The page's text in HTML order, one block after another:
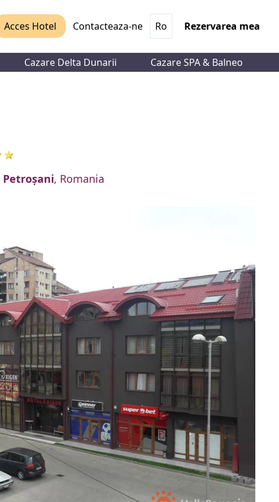
Acces Hotel Contacteaza-ne Ro Rezervarea mea
Cazare Delta Dunarii Cazare SPA & Balneo
Petroșani, Romania